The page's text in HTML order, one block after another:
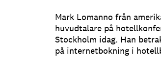
Mark Lomanno från
huvudtalare på
Stockholm idag. Han
på internetbokning i